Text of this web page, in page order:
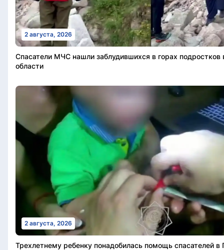
2 августа, 2026
Спасатели МЧС нашли заблудившихся в горах подростков
области
2 августа, 2026
Трехлетнему ребенку понадобилась помощь спасателей в